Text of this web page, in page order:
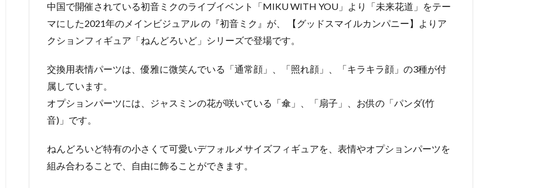
中国で開催されている初音ミクのライブイベント「MIKU WITH YOU」より「未来花道」をテー
マにした2021年のメインビジュアル の『初音ミク』が、 【グッドスマイルカンパニー】よりア
クションフィギュア「ねんどろいど」シリーズで登場です。
交換用表情パーツは、優雅に微笑んでいる「通常顔」、「照れ顔」、「キラキラ顔」の3種が付
属しています。
オプションパーツには、ジャスミンの花が咲いている「傘」、「扇子」、お供の「パンダ(竹
音)」です。
ねんどろいど特有の小さくて可愛いデフォルメサイズフィギュアを、表情やオプションパーツを
組み合わることで、自由に飾ることができます。